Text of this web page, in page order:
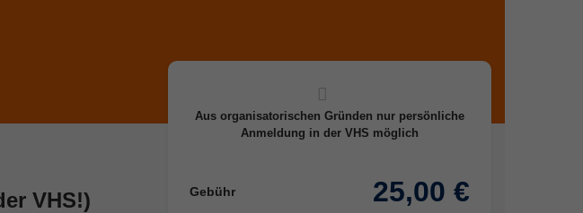
VHS!)
Aus organisatorischen Gründen nur persönliche
Anmeldung in der VHS möglich
Gebühr 25,00 €